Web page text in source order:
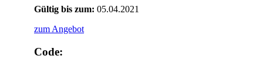
Gültig bis zum: 05.04.2021
zum Angebot
Code: